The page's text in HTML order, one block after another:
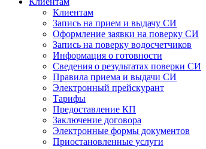
Клиентам
Запись на прием и выдачу СИ
Оформление заявки на поверку СИ
Запись на поверку водосчетчиков
Информация о готовности
Сведения о результатах поверки СИ
Правила приема и выдачи СИ
Электронный прейскурант
Тарифы
Предоставление КП
Заключение договора
Электронные формы документов
Приостановленные услуги